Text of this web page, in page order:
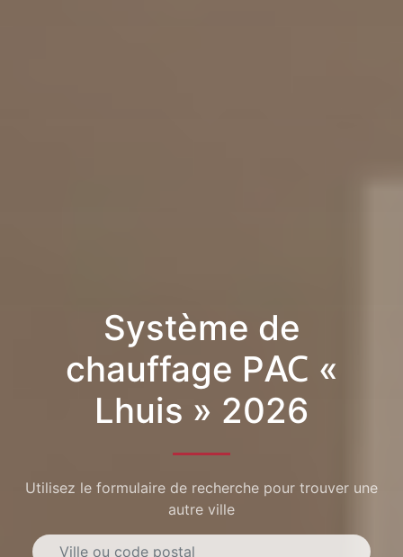
Système de
chauffage PAC «
Lhuis » 2026
Utilisez le formulaire de recherche pour trouver une
autre ville